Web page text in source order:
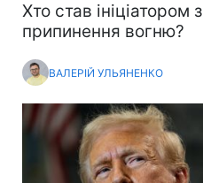
Хто став ініціатором
припинення вогню?
ВАЛЕРІЙ УЛЬЯНЕНКО